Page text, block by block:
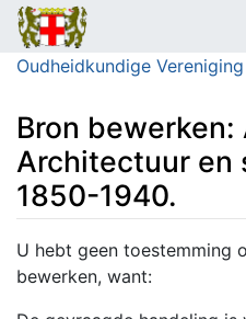
Oudheidkundige
Bron
Architectuur en
1850-1940.
Ga naar:navigatie,zoeken
U hebt geen toestemming
bewerken, want: